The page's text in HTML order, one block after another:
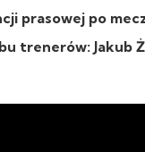
prasowej po
trenerów: Jakub